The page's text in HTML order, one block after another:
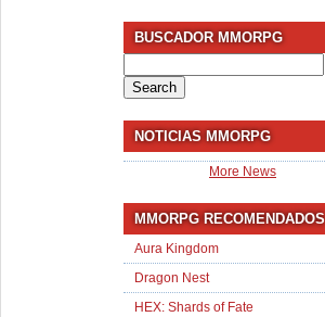
BUSCADOR MMORPG
for:
NOTICIAS MMORPG
More News
MMORPG RECOMENDADOS
Aura Kingdom
Dragon Nest
HEX: Shards of Fate